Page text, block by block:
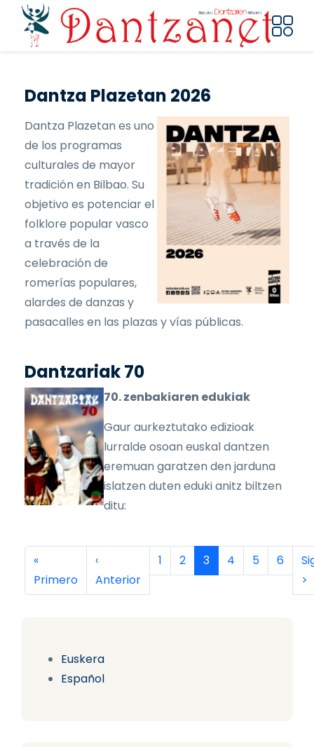
Pasar al contenido principal
Euskera
Español
Dantza Plazetan 2026
Dantza Plazetan es uno
de los programas
culturales de mayor
tradición en Bilbao. Su
objetivo es potenciar el
folklore popular vasco
a través de la
celebración de
romerías populares,
alardes de danzas y
pasacalles en las plazas y vías públicas.
Dantzariak 70
70. zenbakiaren edukiak
Gaur aurkeztutako edizioak
lurralde osoan euskal dantzen
eremuan garatzen den jarduna
islatzen duten eduki anitz biltzen
ditu:
Paginación
Primera página
«
Primero
Página anterior
‹
Anterior
Página
1 Página
2 Página actual
3 Página
4 Página
5 Página
6
>